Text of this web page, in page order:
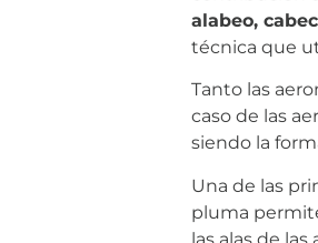
alabeo,
técnica que
Tanto las
caso de las
siendo la
Una de las
pluma
las alas de